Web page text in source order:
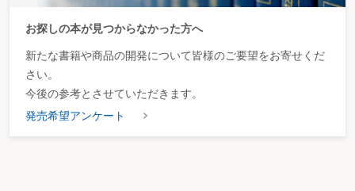
お探しの本が見つからなかった方へ
新たな書籍や商品の開発について皆様のご要望をお寄せくだ
さい。
今後の参考とさせていただきます。
発売希望アンケート